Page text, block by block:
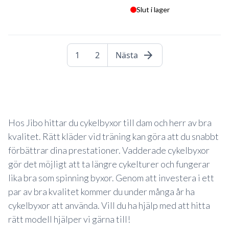
Slut i lager
1 2 Nästa arrow_forward
Hos Jibo hittar du cykelbyxor till dam och herr av bra
kvalitet. Rätt kläder vid träning kan göra att du snabbt
förbättrar dina prestationer. Vadderade cykelbyxor
gör det möjligt att ta längre cykelturer och fungerar
lika bra som spinning byxor. Genom att investera i ett
par av bra kvalitet kommer du under många år ha
cykelbyxor att använda. Vill du ha hjälp med att hitta
rätt modell hjälper vi gärna till!